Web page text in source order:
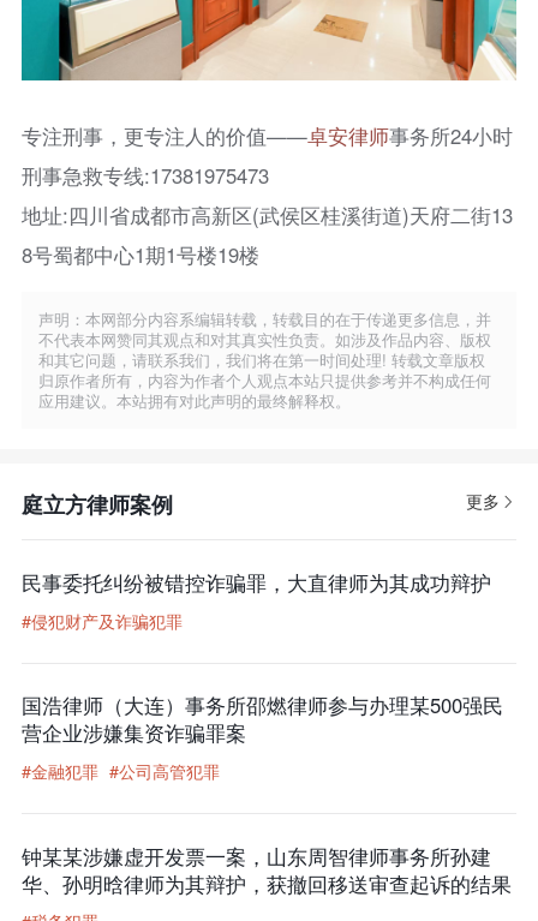
专注刑事，更专注人的价值——卓安律师事务所24小时
刑事急救专线:17381975473
地址:四川省成都市高新区(武侯区桂溪街道)天府二街13
8号蜀都中心1期1号楼19楼
声明：本网部分内容系编辑转载，转载目的在于传递更多信息，并
不代表本网赞同其观点和对其真实性负责。如涉及作品内容、版权
和其它问题，请联系我们，我们将在第一时间处理! 转载文章版权
归原作者所有，内容为作者个人观点本站只提供参考并不构成任何
应用建议。本站拥有对此声明的最终解释权。
庭立方律师案例 更多
民事委托纠纷被错控诈骗罪，大直律师为其成功辩护
#侵犯财产及诈骗犯罪
国浩律师（大连）事务所邵燃律师参与办理某500强民
营企业涉嫌集资诈骗罪案
#金融犯罪 #公司高管犯罪
钟某某涉嫌虚开发票一案，山东周智律师事务所孙建
华、孙明晗律师为其辩护，获撤回移送审查起诉的结果